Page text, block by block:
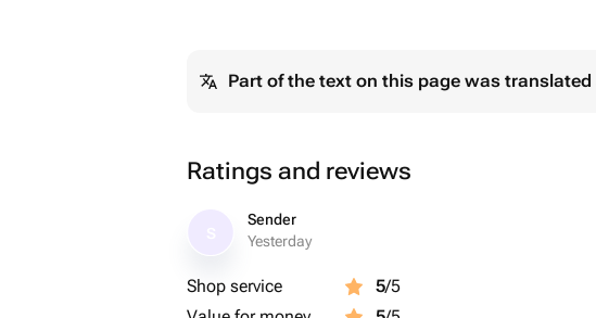
Part of the text on this page was
Ratings and reviews
Sender
Yesterday
Shop service 5/5